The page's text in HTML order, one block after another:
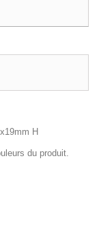
H
du produit.